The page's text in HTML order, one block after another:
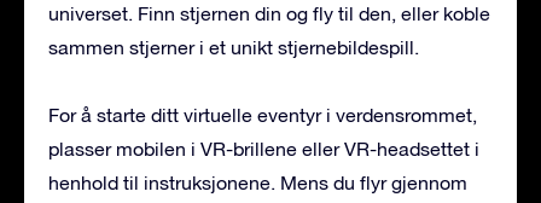
universet. Finn stjernen din og fly til den, eller koble
sammen stjerner i et unikt stjernebildespill.
For å starte ditt virtuelle eventyr i verdensrommet,
plasser mobilen i VR-brillene eller VR-headsettet i
henhold til instruksjonene. Mens du flyr gjennom